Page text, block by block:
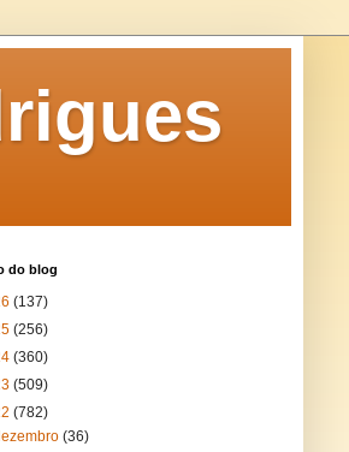
do blog
(137)
(256)
(360)
(509)
(782)
(36)